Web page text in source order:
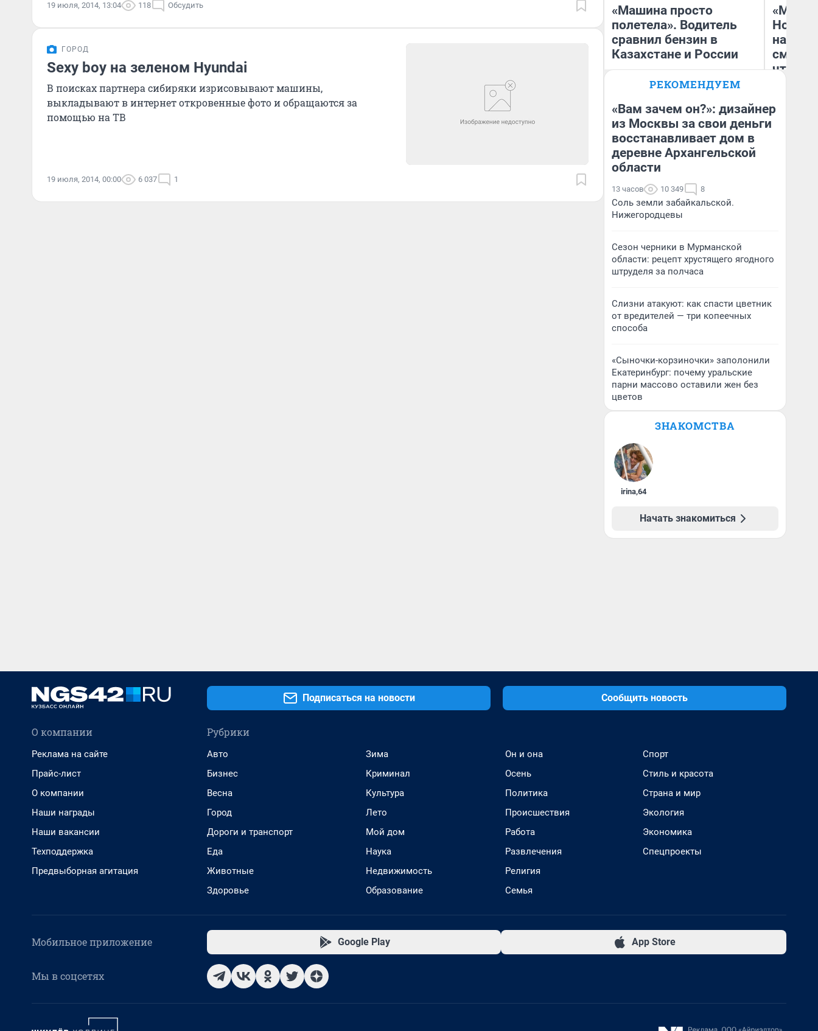
19 июля, 2014, 13:04 118 Обсудить
ГОРОД
Sexy boy на зеленом Hyundai
В поисках партнера сибиряки изрисовывают машины,
выкладывают в интернет откровенные фото и обращаются за
помощью на ТВ
19 июля, 2014, 00:00 6 037 1
«Машина просто
полетела». Водитель
сравнил бензин в
Казахстане и России
Анатолий Кузнецов
«Мы
чтобы
РЕКОМЕНДУЕМ
«Вам зачем он?»: дизайнер
из Москвы за свои деньги
восстанавливает дом в
деревне Архангельской
области
13 часов 10 349 8
Соль земли забайкальской.
Нижегородцевы
Сезон черники в Мурманской
области: рецепт хрустящего ягодного
штруделя за полчаса
Слизни атакуют: как спасти цветник
от вредителей — три копеечных
способа
«Сыночки-корзиночки» заполонили
Екатеринбург: почему уральские
парни массово оставили жен без
цветов
ЗНАКОМСТВА
irina,64
Начать знакомиться
Подписаться на новости Сообщить новость
О компании
Реклама на сайте
Прайс-лист
О компании
Наши награды
Наши вакансии
Техподдержка
Предвыборная агитация
Рубрики
Авто
Бизнес
Весна
Город
Дороги и транспорт
Еда
Животные
Здоровье
Зима
Криминал
Культура
Лето
Мой дом
Наука
Недвижимость
Образование
Он и она
Осень
Политика
Происшествия
Работа
Развлечения
Религия
Семья
Спорт
Стиль и красота
Страна и мир
Экология
Экономика
Спецпроекты
Мобильное приложение Google Play App Store
Мы в соцсетях